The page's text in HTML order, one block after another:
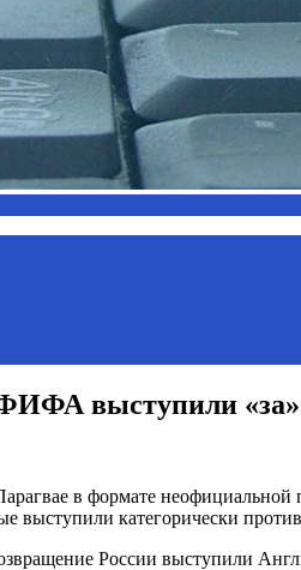
выступили
в формате
выступили категорически
России выступили